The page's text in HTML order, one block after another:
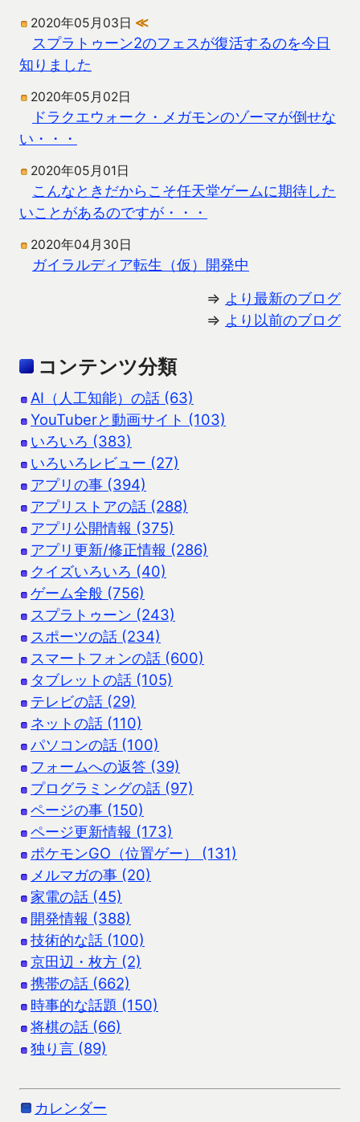
2020年05月03日 ≪
スプラトゥーン2のフェスが復活するのを今日
知りました
2020年05月02日
ドラクエウォーク・メガモンのゾーマが倒せな
い・・・
2020年05月01日
こんなときだからこそ任天堂ゲームに期待した
いことがあるのですが・・・
2020年04月30日
ガイラルディア転生（仮）開発中
⇒ より最新のブログ
⇒ より以前のブログ
コンテンツ分類
AI（人工知能）の話 (63)
YouTuberと動画サイト (103)
いろいろ (383)
いろいろレビュー (27)
アプリの事 (394)
アプリストアの話 (288)
アプリ公開情報 (375)
アプリ更新/修正情報 (286)
クイズいろいろ (40)
ゲーム全般 (756)
スプラトゥーン (243)
スポーツの話 (234)
スマートフォンの話 (600)
タブレットの話 (105)
テレビの話 (29)
ネットの話 (110)
パソコンの話 (100)
フォームへの返答 (39)
プログラミングの話 (97)
ページの事 (150)
ページ更新情報 (173)
ポケモンGO（位置ゲー） (131)
メルマガの事 (20)
家電の話 (45)
開発情報 (388)
技術的な話 (100)
京田辺・枚方 (2)
携帯の話 (662)
時事的な話題 (150)
将棋の話 (66)
独り言 (89)
カレンダー